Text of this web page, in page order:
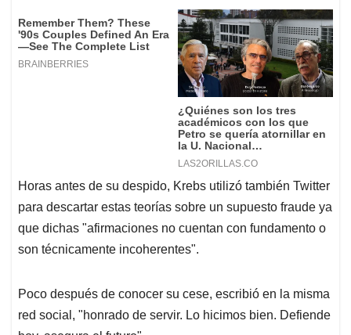
Horas antes de su despido, Krebs utilizó también Twitter
para descartar estas teorías sobre un supuesto fraude ya
que dichas "afirmaciones no cuentan con fundamento o
son técnicamente incoherentes".
Poco después de conocer su cese, escribió en la misma
red social, "honrado de servir. Lo hicimos bien. Defiende